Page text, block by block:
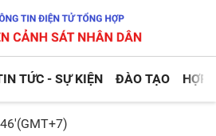
TỨC - SỰ KIỆN ĐÀO TẠO HỢP